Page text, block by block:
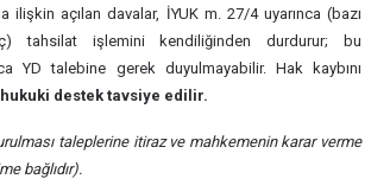
ilişkin açılan davalar, İYUK m. 27/4 uyarınca (bazı
tahsilat işlemini kendiliğinden durdurur; bu
YD talebine gerek duyulmayabilir. Hak kaybını
hukuki destek tavsiye edilir.
taleplerine itiraz ve mahkemenin karar verme
bağlıdır).